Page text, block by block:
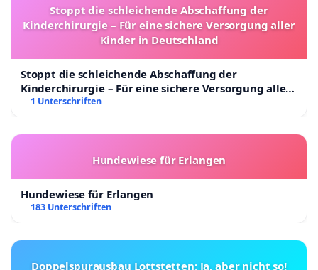
Stoppt die schleichende Abschaffung der
Kinderchirurgie – Für eine sichere Versorgung aller
Kinder in Deutschland
Stoppt die schleichende Abschaffung der
Kinderchirurgie – Für eine sichere Versorgung aller
Kinder in Deutschland
1 Unterschriften
Hundewiese für Erlangen
Hundewiese für Erlangen
183 Unterschriften
Doppelspurausbau Lottstetten: Ja, aber nicht so!